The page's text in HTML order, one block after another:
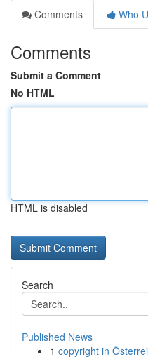
Comments
Who
Comments
Submit a Comment
No HTML
HTML is disabled
Search
Published News
1 copyright in